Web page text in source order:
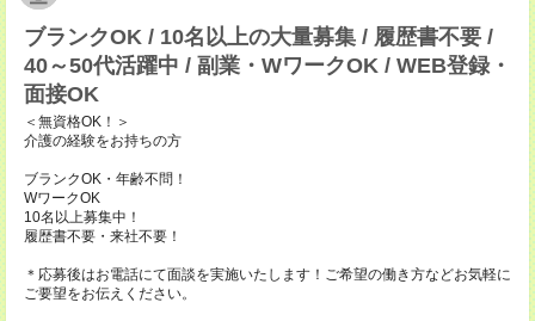
ブランクOK / 10名以上の大量募集 / 履歴書不要 /
40～50代活躍中 / 副業・WワークOK / WEB登録・
面接OK
＜無資格OK！＞
介護の経験をお持ちの方
ブランクOK・年齢不問！
WワークOK
10名以上募集中！
履歴書不要・来社不要！
＊応募後はお電話にて面談を実施いたします！ご希望の働き方などお気軽に
ご要望をお伝えください。